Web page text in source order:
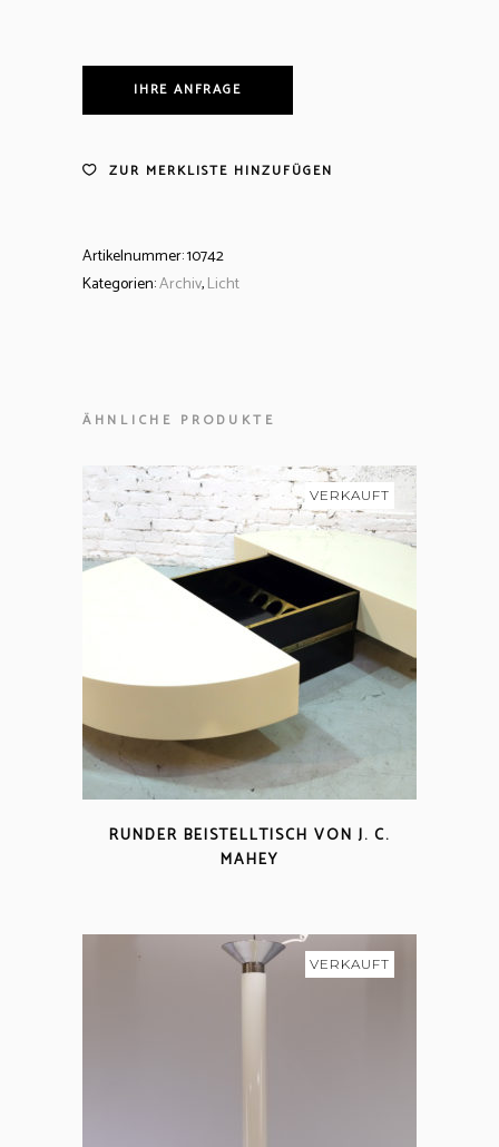
IHRE ANFRAGE
ZUR MERKLISTE HINZUFÜGEN
Artikelnummer:10742
Kategorien:Archiv,Licht
ÄHNLICHE PRODUKTE
VERKAUFT
RUNDER BEISTELLTISCH VON J. C.
MAHEY
VERKAUFT